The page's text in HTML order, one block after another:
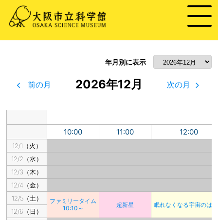
年月別に表示
前の月 2026年12月 次の月
10:00 11:00 12:00
12/1（火）
12/2（水）
12/3（木）
12/4（金）
12/5（土）
ファミリータイム
10:10～
超新星 眠れなくなる宇宙のは
12/6（日）